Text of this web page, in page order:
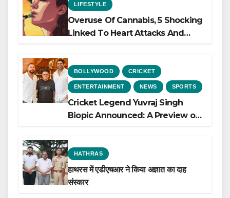
LIFESTYLE
Overuse Of Cannabis, 5 Shocking
Linked To Heart Attacks And
BOLLYWOOD CRICKET
ENTERTAINMENT NEWS SPORTS
Cricket Legend Yuvraj Singh
Biopic Announced: A Preview of
HATHRAS
हाथरस में एडीएचआर ने किया अज्ञात का दाह
संस्कार